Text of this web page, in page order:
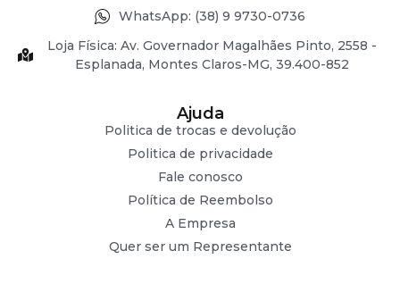
WhatsApp: (38) 9 9730-0736
Loja Física: Av. Governador Magalhães Pinto, 2558 -
Esplanada, Montes Claros-MG, 39.400-852
Ajuda
Politica de trocas e devolução
Politica de privacidade
Fale conosco
Política de Reembolso
A Empresa
Quer ser um Representante